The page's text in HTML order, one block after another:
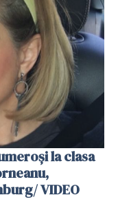
la clasa
VIDEO